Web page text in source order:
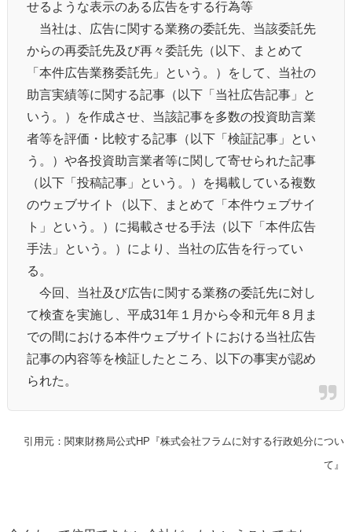
せるような表示のある広告をする行為等
当社は、広告に関する業務の委託先、当該委託先
からの再委託先及び再々委託先（以下、まとめて
「本件広告業務委託先」という。）をして、当社の
助言実績等に関する記事（以下「当社広告記事」と
いう。）を作成させ、当該記事を多数の投資助言業
者等を評価・比較する記事（以下「検証記事」とい
う。）や各投資助言業者等に関して寄せられた記事
（以下「投稿記事」という。）を掲載している複数
のウェブサイト（以下、まとめて「本件ウェブサイ
ト」という。）に掲載させる手法（以下「本件広告
手法」という。）により、当社の広告を行ってい
る。
今回、当社及び広告に関する業務の委託先に対し
て検査を実施し、平成31年１月から令和元年８月ま
での間における本件ウェブサイトにおける当社広告
記事の内容等を検証したところ、以下の事実が認め
られた。
引用元：関東財務局公式HP『株式会社フラムに対する行政処分につい
て』